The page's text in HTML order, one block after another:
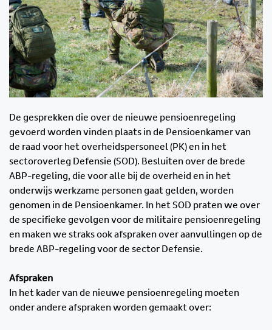
De gesprekken die over de nieuwe pensioenregeling
gevoerd worden vinden plaats in de Pensioenkamer van
de raad voor het overheidspersoneel (PK) en in het
sectoroverleg Defensie (SOD). Besluiten over de brede
ABP-regeling, die voor alle bij de overheid en in het
onderwijs werkzame personen gaat gelden, worden
genomen in de Pensioenkamer. In het SOD praten we over
de specifieke gevolgen voor de militaire pensioenregeling
en maken we straks ook afspraken over aanvullingen op de
brede ABP-regeling voor de sector Defensie.
Afspraken
In het kader van de nieuwe pensioenregeling moeten
onder andere afspraken worden gemaakt over: